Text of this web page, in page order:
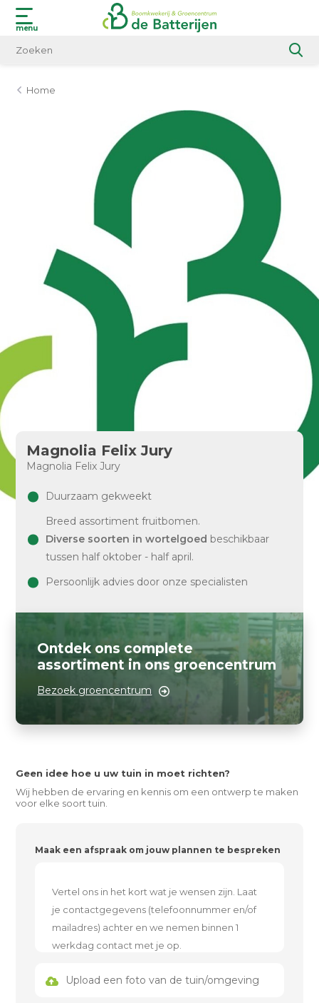
menu
Home
Magnolia Felix Jury
Magnolia Felix Jury
Duurzaam gekweekt
Breed assortiment fruitbomen.
Diverse soorten in wortelgoed beschikbaar
tussen half oktober - half april.
Persoonlijk advies door onze specialisten
Ontdek ons complete
assortiment in ons groencentrum
Bezoek groencentrum
Geen idee hoe u uw tuin in moet richten?
Wij hebben de ervaring en kennis om een ontwerp te maken
voor elke soort tuin.
Maak een afspraak om jouw plannen te bespreken
Upload een foto van de tuin/omgeving